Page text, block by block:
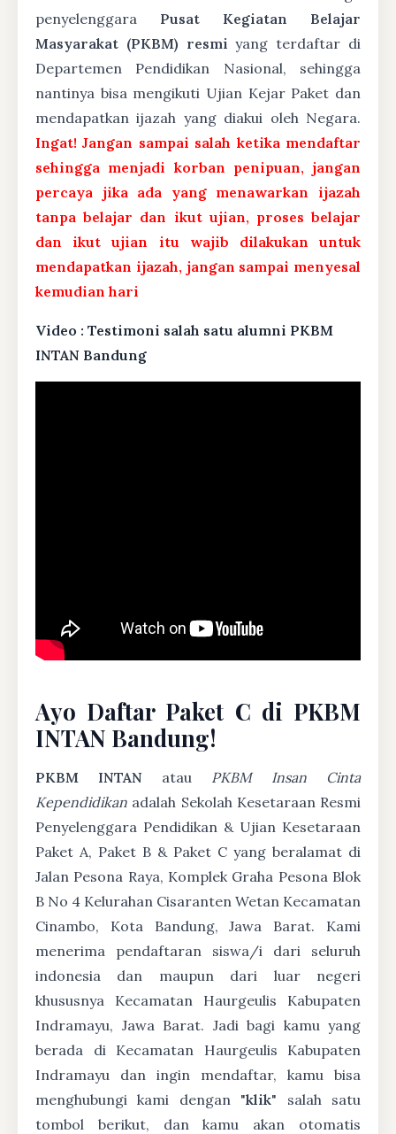
penyelenggara Pusat Kegiatan Belajar
Masyarakat (PKBM) resmi yang terdaftar di
Departemen Pendidikan Nasional, sehingga
nantinya bisa mengikuti Ujian Kejar Paket dan
mendapatkan ijazah yang diakui oleh Negara.
Ingat! Jangan sampai salah ketika mendaftar
sehingga menjadi korban penipuan, jangan
percaya jika ada yang menawarkan ijazah
tanpa belajar dan ikut ujian, proses belajar
dan ikut ujian itu wajib dilakukan untuk
mendapatkan ijazah, jangan sampai menyesal
kemudian hari
Video : Testimoni salah satu alumni PKBM
INTAN Bandung
Ayo Daftar Paket C di PKBM
INTAN Bandung!
PKBM INTAN atau PKBM Insan Cinta
Kependidikan adalah Sekolah Kesetaraan Resmi
Penyelenggara Pendidikan & Ujian Kesetaraan
Paket A, Paket B & Paket C yang beralamat di
Jalan Pesona Raya, Komplek Graha Pesona Blok
B No 4 Kelurahan Cisaranten Wetan Kecamatan
Cinambo, Kota Bandung, Jawa Barat. Kami
menerima pendaftaran siswa/i dari seluruh
indonesia dan maupun dari luar negeri
khususnya Kecamatan Haurgeulis Kabupaten
Indramayu, Jawa Barat. Jadi bagi kamu yang
berada di Kecamatan Haurgeulis Kabupaten
Indramayu dan ingin mendaftar, kamu bisa
menghubungi kami dengan "klik" salah satu
tombol berikut, dan kamu akan otomatis